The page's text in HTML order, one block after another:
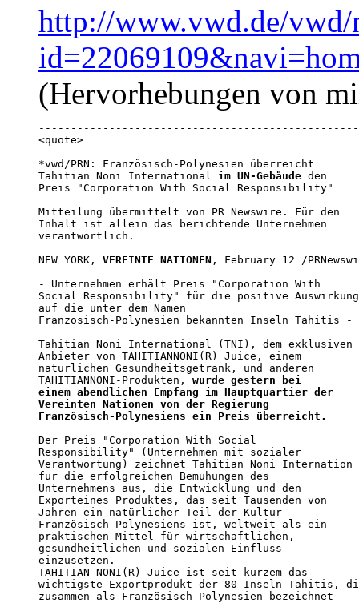
http://www.vwd.de/vwd/
(Hervorhebungen von
<quote>
*vwd/PRN: Französisch-Polynesien überreicht
Tahitian Noni International im UN-Gebäude den
Preis "Corporation With Social Responsibility"
Mitteilung übermittelt von PR Newswire. Für den
Inhalt ist allein das berichtende Unternehmen
verantwortlich.
NEW YORK, VEREINTE NATIONEN , February 12 /
- Unternehmen erhält Preis "Corporation With
Social Responsibility" für die positive Auswirkung
auf die unter dem Namen
Französisch-Polynesien bekannten Inseln Tahitis -
Tahitian Noni International (TNI), dem exklusiven
Anbieter von TAHITIANNONI(R) Juice, einem
natürlichen Gesundheitsgetränk, und anderen
TAHITIANNONI-Produkten, wurde gestern bei
einem abendlichen Empfang im Hauptquartier der
Vereinten Nationen von der Regierung
Französisch-Polynesiens ein Preis überreicht.
Der Preis "Corporation With Social
Responsibility" (Unternehmen mit sozialer
Verantwortung) zeichnet Tahitian Noni Internation
für die erfolgreichen Bemühungen des
Unternehmens aus, die Entwicklung und den
Exporteines Produktes, das seit Tausenden von
Jahren ein natürlicher Teil der Kultur
Französisch-Polynesiens ist, weltweit als ein
praktischen Mittel für wirtschaftlichen,
gesundheitlichen und sozialen Einfluss
einzusetzen.
TAHITIAN NONI(R) Juice ist seit kurzem das
wichtigste Exportprodukt der 80 Inseln Tahitis,
zusammen als Französisch-Polynesien bezeichnet